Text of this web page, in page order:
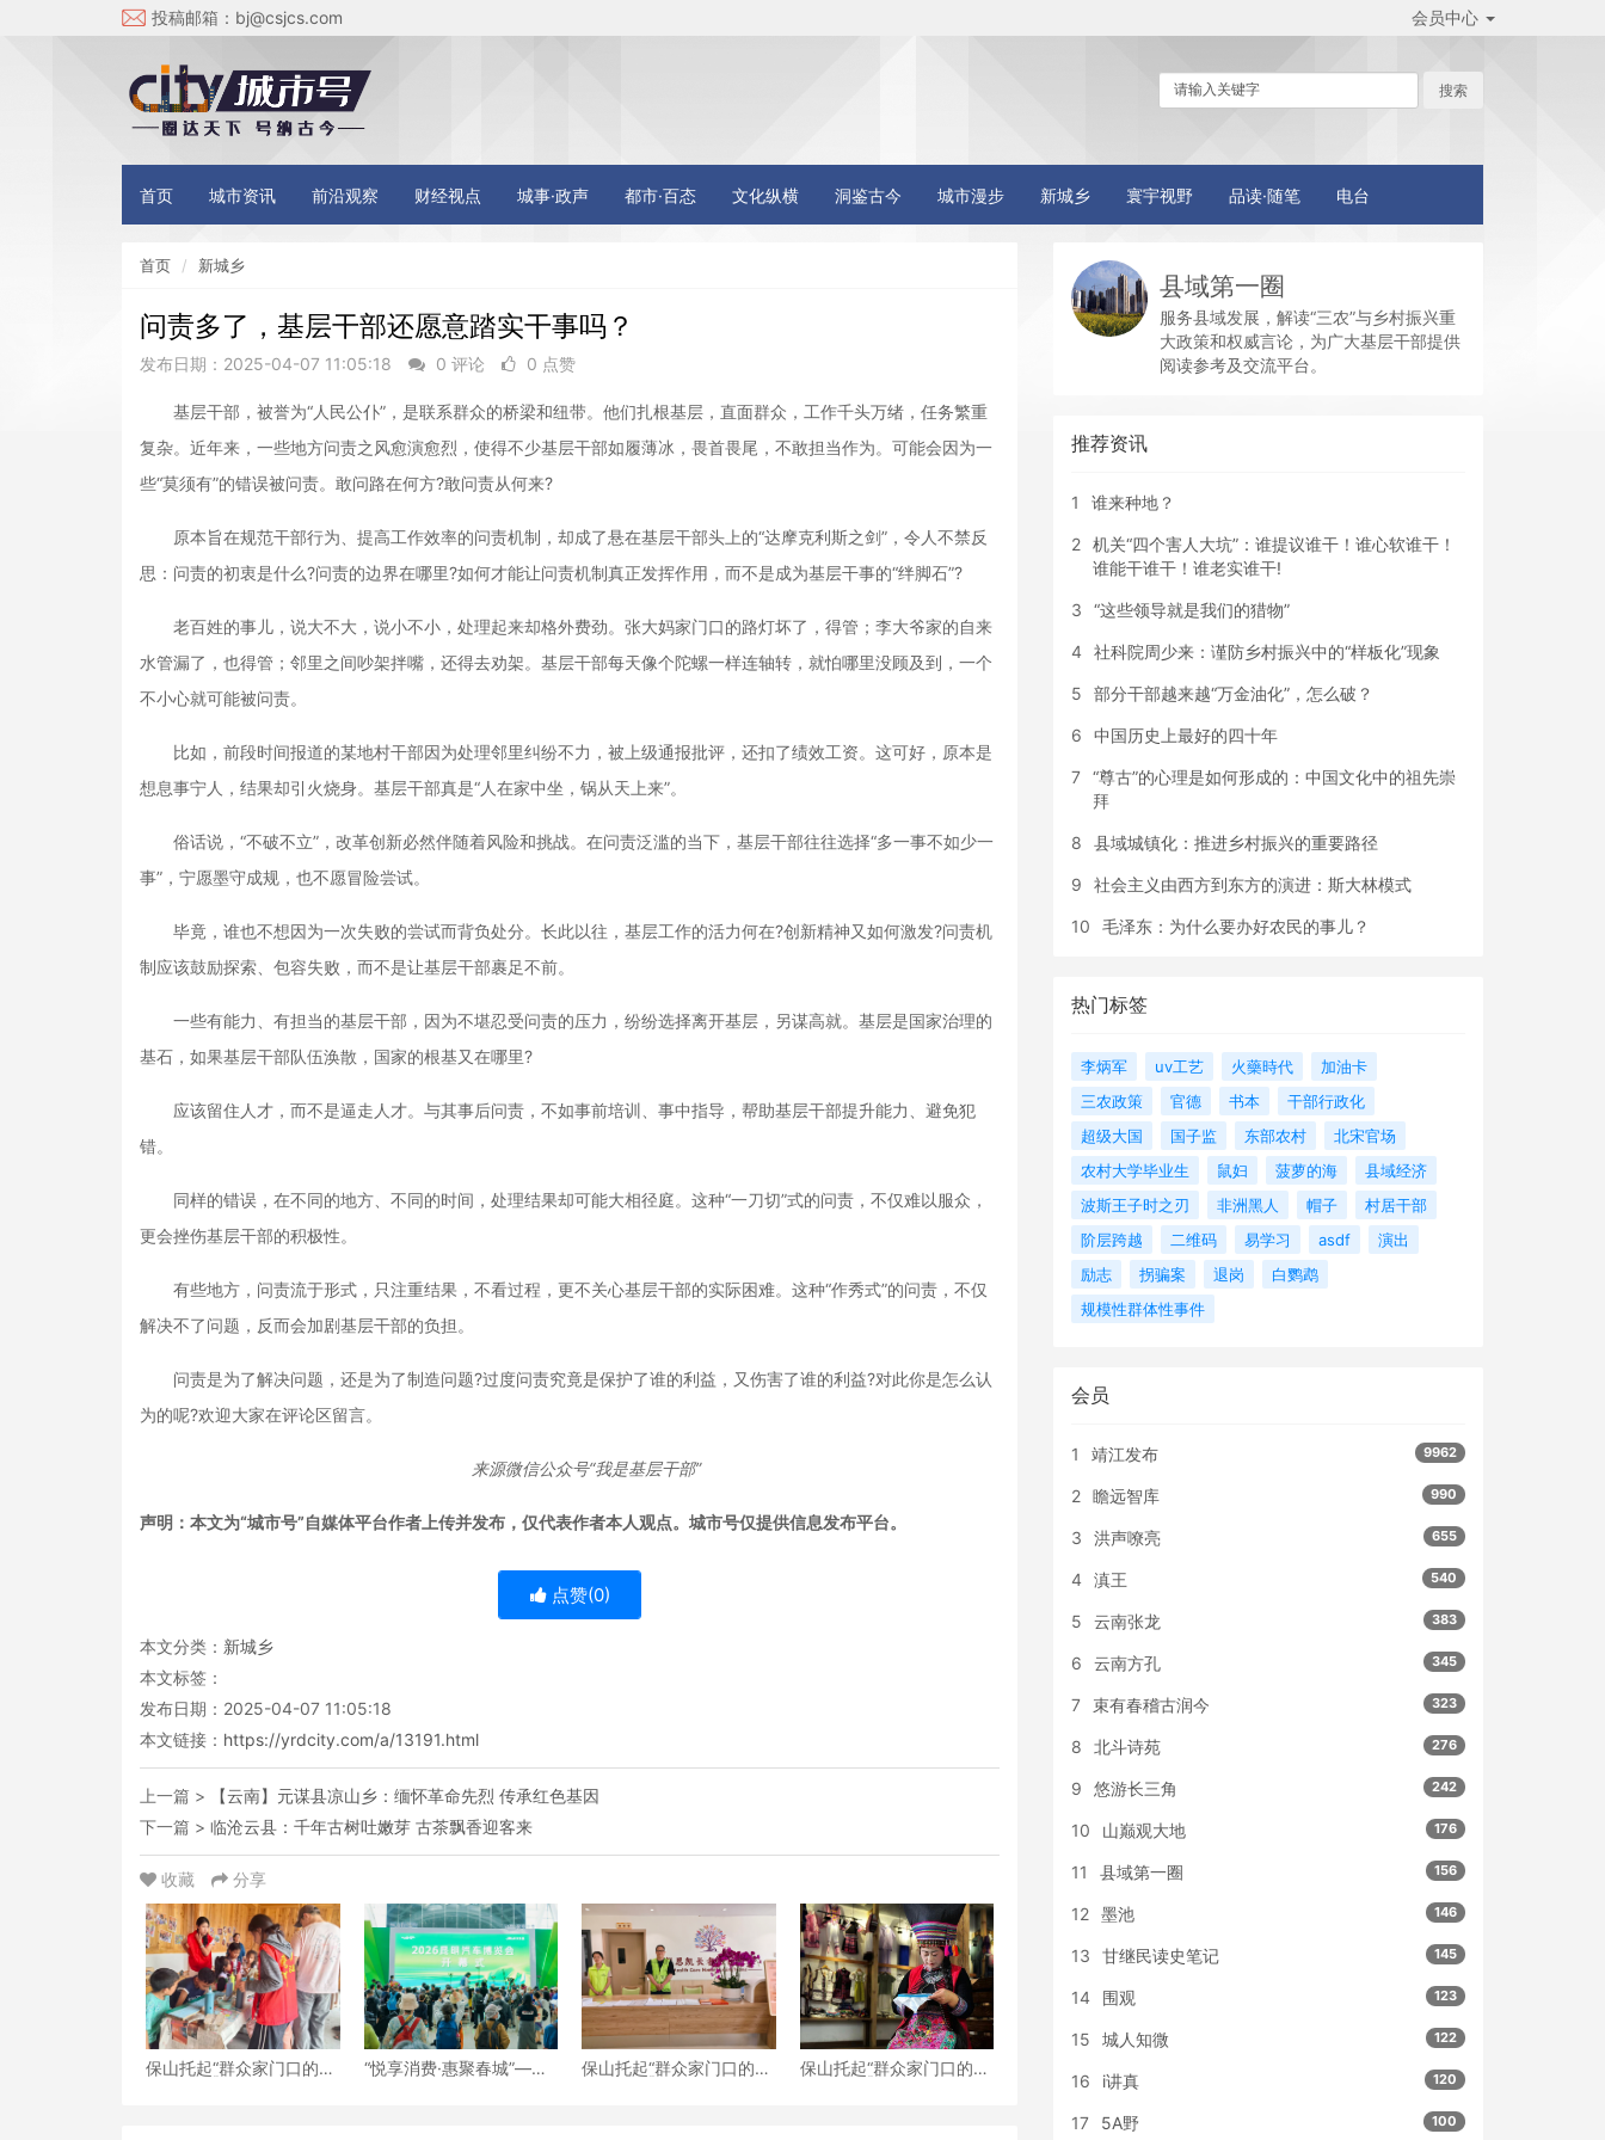
投稿邮箱： bj@csjcs.com 会员中心
首页 城市资讯 前沿观察 财经视点 城事·政声 都市·百态 文化纵横 洞鉴古今 城市漫步 新城乡 寰宇视野 品读·随笔 电台
首页 新城乡
问责多了，基层干部还愿意踏实干事吗？
发布日期：2025-04-07 11:05:18 0 评论 0 点赞
基层干部，被誉为“人民公仆”，是联系群众的桥梁和纽带。他们扎根基层，直面群众，工作千头万绪，任务繁重
复杂。近年来，一些地方问责之风愈演愈烈，使得不少基层干部如履薄冰，畏首畏尾，不敢担当作为。可能会因为一
些“莫须有”的错误被问责。敢问路在何方?敢问责从何来?
原本旨在规范干部行为、提高工作效率的问责机制，却成了悬在基层干部头上的“达摩克利斯之剑”，令人不禁反
思：问责的初衷是什么?问责的边界在哪里?如何才能让问责机制真正发挥作用，而不是成为基层干事的“绊脚石”?
老百姓的事儿，说大不大，说小不小，处理起来却格外费劲。张大妈家门口的路灯坏了，得管；李大爷家的自来
水管漏了，也得管；邻里之间吵架拌嘴，还得去劝架。基层干部每天像个陀螺一样连轴转，就怕哪里没顾及到，一个
不小心就可能被问责。
比如，前段时间报道的某地村干部因为处理邻里纠纷不力，被上级通报批评，还扣了绩效工资。这可好，原本是
想息事宁人，结果却引火烧身。基层干部真是“人在家中坐，锅从天上来”。
俗话说，“不破不立”，改革创新必然伴随着风险和挑战。在问责泛滥的当下，基层干部往往选择“多一事不如少一
事”，宁愿墨守成规，也不愿冒险尝试。
毕竟，谁也不想因为一次失败的尝试而背负处分。长此以往，基层工作的活力何在?创新精神又如何激发?问责机
制应该鼓励探索、包容失败，而不是让基层干部裹足不前。
一些有能力、有担当的基层干部，因为不堪忍受问责的压力，纷纷选择离开基层，另谋高就。基层是国家治理的
基石，如果基层干部队伍涣散，国家的根基又在哪里?
应该留住人才，而不是逼走人才。与其事后问责，不如事前培训、事中指导，帮助基层干部提升能力、避免犯
错。
同样的错误，在不同的地方、不同的时间，处理结果却可能大相径庭。这种“一刀切”式的问责，不仅难以服众，
更会挫伤基层干部的积极性。
有些地方，问责流于形式，只注重结果，不看过程，更不关心基层干部的实际困难。这种“作秀式”的问责，不仅
解决不了问题，反而会加剧基层干部的负担。
问责是为了解决问题，还是为了制造问题?过度问责究竟是保护了谁的利益，又伤害了谁的利益?对此你是怎么认
为的呢?欢迎大家在评论区留言。
来源微信公众号“我是基层干部”
声明：本文为“城市号”自媒体平台作者上传并发布，仅代表作者本人观点。城市号仅提供信息发布平台。
点赞(0)
本文分类： 新城乡
本文标签：
发布日期：2025-04-07 11:05:18
本文链接： https://yrdcity.com/a/13191.html
上一篇 >
【云南】元谋县凉山乡：缅怀革命先烈 传承红色基因
下一篇 > 临沧云县：千年古树吐嫩芽 古茶飘香迎客来
收藏 分享
保山托起“群众家门口的幸
“悦享消费·惠聚春城”——
保山托起“群众家门口的幸
保山托起“群众家门口的幸
县域第一圈
服务县域发展，解读“三农”与乡村振兴重
大政策和权威言论，为广大基层干部提供
阅读参考及交流平台。
推荐资讯
1 谁来种地？
2 机关“四个害人大坑”：谁提议谁干！谁心软谁干！
谁能干谁干！谁老实谁干!
3 “这些领导就是我们的猎物”
4 社科院周少来：谨防乡村振兴中的“样板化”现象
5 部分干部越来越“万金油化”，怎么破？
6 中国历史上最好的四十年
7 “尊古”的心理是如何形成的：中国文化中的祖先崇
拜
8 县域城镇化：推进乡村振兴的重要路径
9 社会主义由西方到东方的演进：斯大林模式
10 毛泽东：为什么要办好农民的事儿？
热门标签
李炳军 uv工艺 火藥時代
加油卡
三农政策
官德 书本
干部行政化
超级大国
国子监 东部农村
北宋官场
农村大学毕业生
鼠妇 菠萝的海
县域经济
波斯王子时之刃
非洲黑人 帽子
村居干部
阶层跨越
二维码 易学习 asdf
演出
励志
拐骗案 退岗
白鹦鹉
规模性群体性事件
会员
1 靖江发布 9962
2 瞻远智库 990
3 洪声嘹亮 655
4 滇王 540
5 云南张龙 383
6 云南方孔 345
7 束有春稽古润今 323
8 北斗诗苑 276
9 悠游长三角 242
10 山巅观大地 176
11 县域第一圈 156
12 墨池 146
13 甘继民读史笔记 145
14 围观 123
15 城人知微 122
16 i讲真 120
17 5A野 100